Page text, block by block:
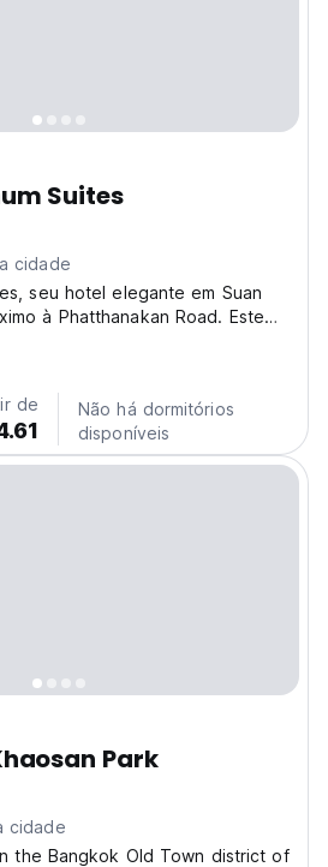
Suites
cidade
seu hotel elegante em Suan
à Phatthanakan Road. Este
translated from original
de
Não há dormitórios
disponíveis
Park
cidade
the Bangkok Old Town district of